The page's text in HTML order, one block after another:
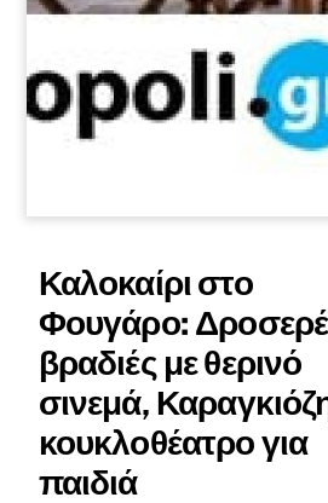
Καλοκαίρι στο
Φουγάρο:
βραδιές με θερινό
σινεμά,
κουκλοθέατρο για
παιδιά